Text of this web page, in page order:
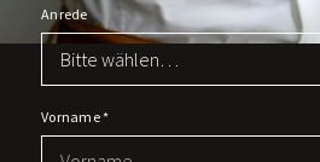
Anrede
Vorname*